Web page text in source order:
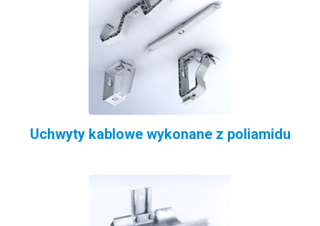
Uchwyty kablowe wykonane z poliamidu